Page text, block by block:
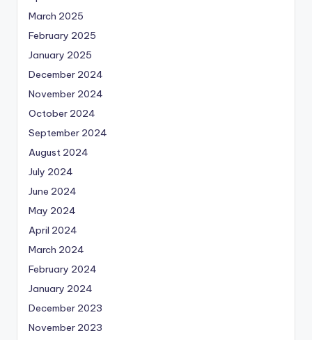
March 2025
February 2025
January 2025
December 2024
November 2024
October 2024
September 2024
August 2024
July 2024
June 2024
May 2024
April 2024
March 2024
February 2024
January 2024
December 2023
November 2023